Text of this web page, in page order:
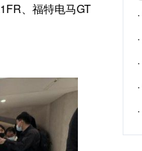
、福特电马GT
·
·
·
·
·